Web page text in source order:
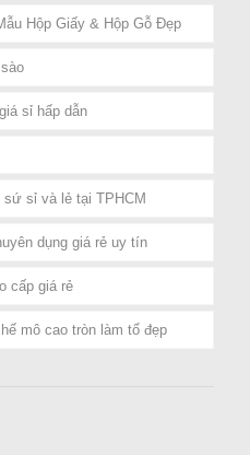
Hộp Giấy & Hộp Gỗ Đẹp
sỉ hấp dẫn
sứ sỉ và lẻ tại TPHCM
dụng giá rẻ uy tín
cấp giá rẻ
mô cao tròn làm tổ đẹp